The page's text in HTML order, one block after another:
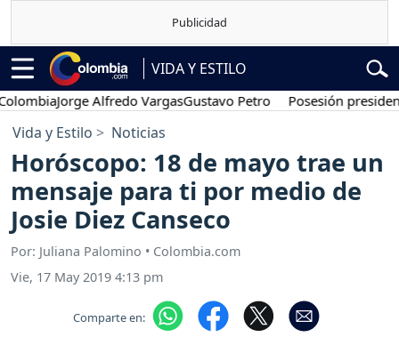
VIDA Y ESTILO
Jorge Alfredo VargasGustavo Petro Posesión presidencial
Vida y Estilo Noticias
Horóscopo: 18 de mayo trae un
mensaje para ti por medio de
Josie Diez Canseco
Por: Juliana Palomino • Colombia.com
Vie, 17 May 2019 4:13 pm
Comparte en: